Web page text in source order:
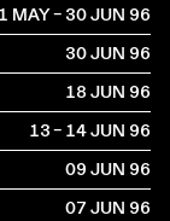
MAY – 30 JUN1996
30 JUN1996
18 JUN1996
13 – 14 JUN1996
09 JUN1996
07 JUN1996